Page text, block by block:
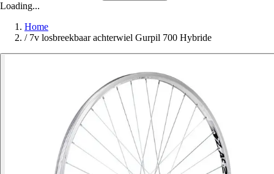
Loading...
Home
/ 7v losbreekbaar achterwiel Gurpil 700 Hybride